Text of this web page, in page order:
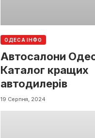
ОДЕСА ІНФО
Автосалони
Каталог кращих
автодилерів
19 Серпня, 2024